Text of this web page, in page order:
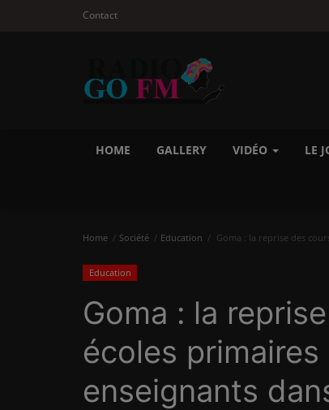
Contact
HOME GALLERY VIDÉO LE
Home Société Education Goma : la reprise des
Education
Goma : la
écoles
enseignants